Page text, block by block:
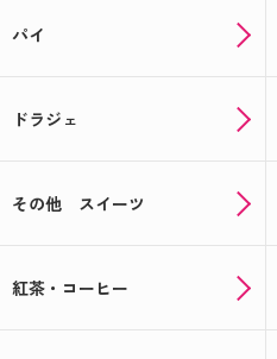
パイ
ドラジェ
その他 スイーツ
紅茶・コーヒー